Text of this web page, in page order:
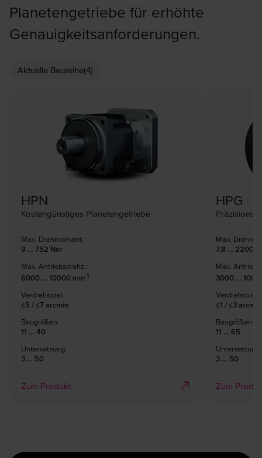
Planetengetriebe für erhöhte
Genauigkeitsanforderungen.
Aktuelle Baureihe(4)
HPN
Kostengünstiges Planetengetriebe
Max. Drehmoment:
9 … 752 Nm
Max. Antriebsdrehz.:
6000 … 10000 min-1
Verdrehspiel:
≤5 / ≤7 arcmin
Baugrößen:
11 … 40
Untersetzung:
3 … 50
Zum Produkt
HPG
Max.
7,8 … 2200
Max.
3000 …
Verdrehspiel:
≤1 / ≤3 arcmin
Baugrößen:
11 … 65
Untersetzung:
3 … 50
Zum